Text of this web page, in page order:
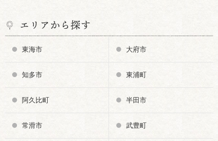
エリアから探す
東海市 大府市
知多市 東浦町
阿久比町 半田市
常滑市 武豊町